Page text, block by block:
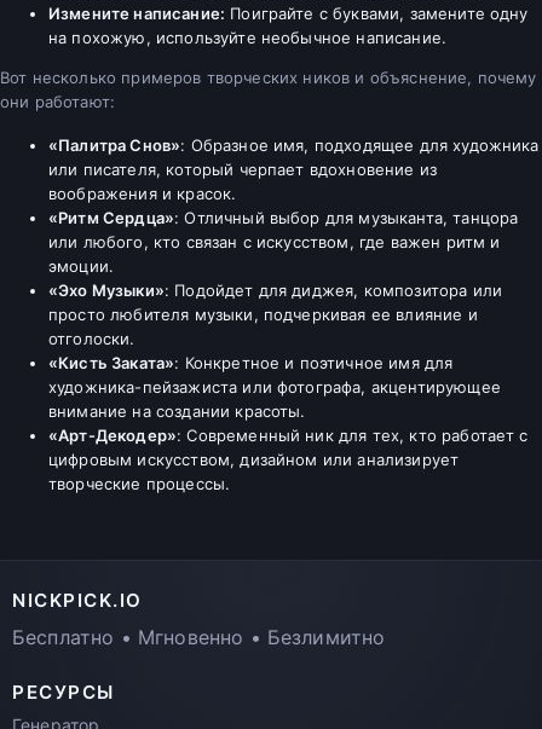
Измените написание: Поиграйте с буквами, замените одну
на похожую, используйте необычное написание.
Вот несколько примеров творческих ников и объяснение, почему
они работают:
«Палитра Снов»: Образное имя, подходящее для художника
или писателя, который черпает вдохновение из
воображения и красок.
«Ритм Сердца»: Отличный выбор для музыканта, танцора
или любого, кто связан с искусством, где важен ритм и
эмоции.
«Эхо Музыки»: Подойдет для диджея, композитора или
просто любителя музыки, подчеркивая ее влияние и
отголоски.
«Кисть Заката»: Конкретное и поэтичное имя для
художника-пейзажиста или фотографа, акцентирующее
внимание на создании красоты.
«Арт-Декодер»: Современный ник для тех, кто работает с
цифровым искусством, дизайном или анализирует
творческие процессы.
NICKPICK.IO
Бесплатно • Мгновенно • Безлимитно
РЕСУРСЫ
Генератор